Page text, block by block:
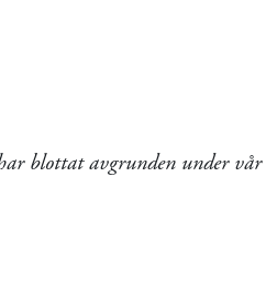
blottat avgrunden under vår